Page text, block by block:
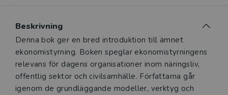
digitalt provexemplar av den här produkten
Våra digitala provexemplar tillhandahålls via Studora.se
och ger dig tillgång till boken under 180 dagar. Observera
att erbjudandet endast gäller relevanta produkter för din
undervisning (nivå och ämne) och dig som är verksam i
Beskrivning
Beskrivning
Denna bok ger en bred introduktion till ämnet
ekonomistyrning. Boken speglar ekonomistyrningens
relevans för dagens organisationer inom näringsliv,
offentlig sektor och civilsamhälle. Författarna går
igenom de grundläggande modeller, verktyg och